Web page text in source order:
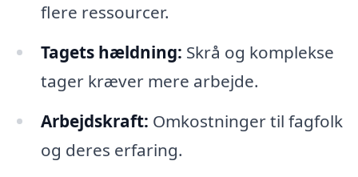
flere ressourcer.
Tagets hældning: Skrå og komplekse
tager kræver mere arbejde.
Arbejdskraft: Omkostninger til fagfolk
og deres erfaring.